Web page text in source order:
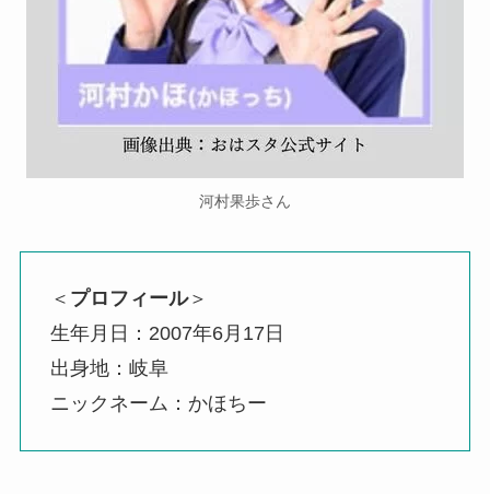
河村果歩さん
＜ プロフィール＞
生年月日：2007年6月17日
出身地：岐阜
ニックネーム：かほちー